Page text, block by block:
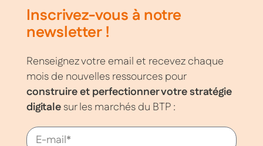
Inscrivez-vous à notre
newsletter !
Renseignez votre email et recevez chaque
mois de nouvelles ressources pour
construire et perfectionner votre stratégie
digitalesur les marchés du BTP :